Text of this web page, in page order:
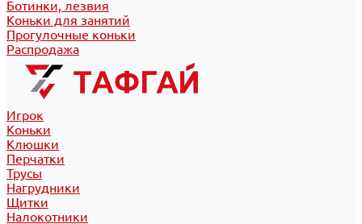
Ботинки, лезвия
Коньки для занятий
Прогулочные коньки
Распродажа
Игрок
Коньки
Клюшки
Перчатки
Трусы
Нагрудники
Щитки
Налокотники